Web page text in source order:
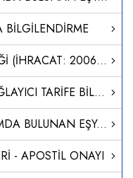
BİLGİLENDİRME
DAHİLDE İŞLEME REJİMİ TEBLİĞİ (İHRACAT: 2006/12)’NDE DEĞİŞİKLİK YAPILMASINA DAİR TEBLİĞ (İHRACAT: 2024/2)
11-12 HAZİRAN 2024 YENİ BAĞLAYICI TARİFE BİLGİLERİ
TÜRKİYE’DE SERBEST DOLAŞIMDA BULUNAN EŞYANIN SERBEST BÖLGEDEN TÜRKİYE’YE İTHALİ
- APOSTİL ONAYI